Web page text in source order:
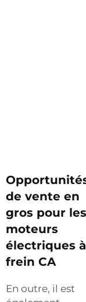
de vente en
gros pour les
moteurs
électriques à
frein CA
En outre, il est